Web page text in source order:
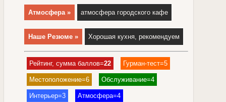
Атмосфера » атмосфера городского кафе
Наше Резюме » Хорошая кухня, рекомендуем
Рейтинг, сумма баллов=22 Гурман-тест=5
Местоположение=6 Обслуживание=4
Интерьер=3 Атмосфера=4